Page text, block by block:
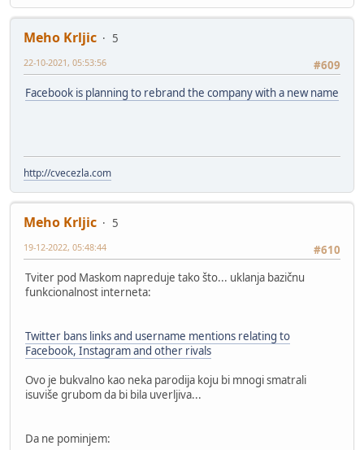
Meho Krljic
5
#609
22-10-2021, 05:53:56
Facebook is planning to rebrand the company with a new name
http://cvecezla.com
Meho Krljic
5
#610
19-12-2022, 05:48:44
Tviter pod Maskom napreduje tako što... uklanja bazičnu
funkcionalnost interneta:
Twitter bans links and username mentions relating to
Facebook, Instagram and other rivals
Ovo je bukvalno kao neka parodija koju bi mnogi smatrali
isuviše grubom da bi bila uverljiva...
Da ne pominjem: